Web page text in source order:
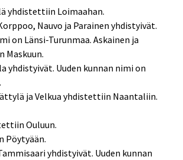
yhdistettiin Loimaahan.
Nauvo ja Parainen yhdistyivät.
on Länsi-Turunmaa. Askainen ja
Maskuun.
yhdistyivät. Uuden kunnan nimi on
ja Velkua yhdistettiin Naantaliin.
Ouluun.
Pöytyään.
yhdistyivät. Uuden kunnan